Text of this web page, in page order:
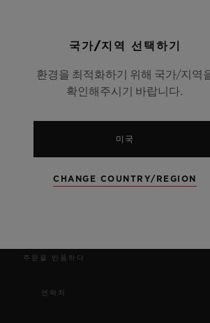
예약하기
주문을 반품하다
연락처
국가/지역 선택하기
환경을 최적화하기 위해 국가/지역
확인해주시기 바랍니다.
미국
CHANGE COUNTRY/REGION